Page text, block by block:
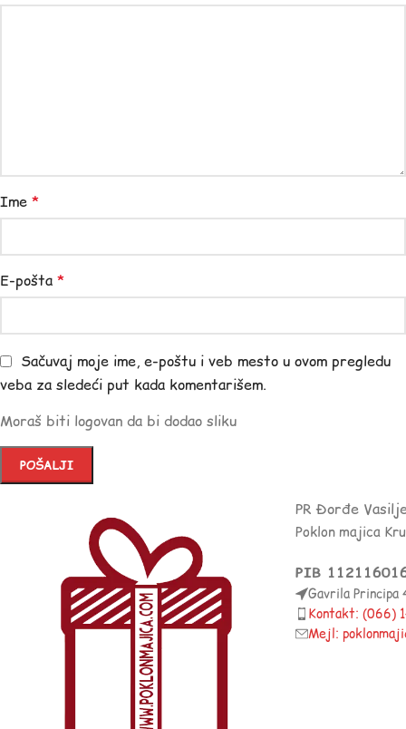
Ime *
E-pošta *
Sačuvaj moje ime, e-poštu i veb mesto u ovom pregledu
veba za sledeći put kada komentarišem.
Moraš biti logovan da bi dodao sliku
PR Đorđe
Poklon majica
PIB
Gavrila Principa
Kontakt: (066)
Mejl: